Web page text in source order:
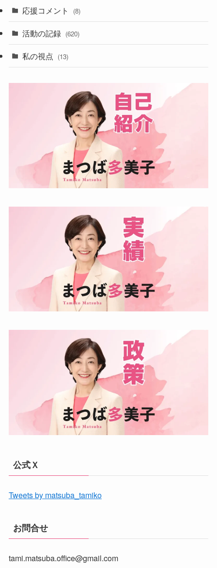
応援コメント (8)
活動の記録 (620)
私の視点 (13)
公式Ｘ
Tweets by matsuba_tamiko
お問合せ
tami.matsuba.office@gmail.com